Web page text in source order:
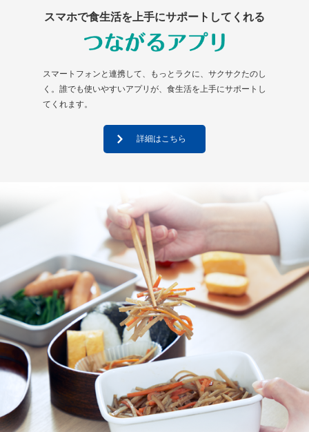
スマホで食生活を上手にサポートしてくれる
スマートフォンと連携して、もっとラクに、サクサクたのし
く。誰でも使いやすいアプリが、食生活を上手にサポートし
てくれます。
詳細はこちら